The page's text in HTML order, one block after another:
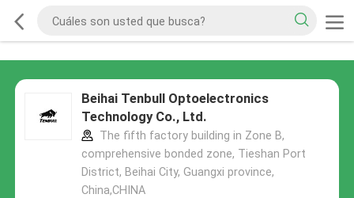
Beihai Tenbull Optoelectronics
Technology Co., Ltd.
The fifth factory building in Zone B,
comprehensive bonded zone, Tieshan Port
District, Beihai City, Guangxi province,
China,CHINA